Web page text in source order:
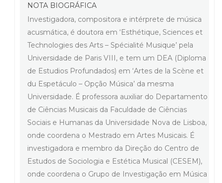
NOTA BIOGRÁFICA
Investigadora, compositora e intérprete de música
acusmática, é doutora em ‘Esthétique, Sciences et
Technologies des Arts – Spécialité Musique’ pela
Universidade de Paris VIII, e tem um DEA (Diploma
de Estudios Profundados) em ‘Artes de la Scène et
du Espetáculo – Opção Música’ da mesma
Universidade. É professora auxiliar do Departamento
de Ciências Musicais da Faculdade de Ciências
Sociais e Humanas da Universidade Nova de Lisboa,
onde coordena o Mestrado em Artes Musicais. É
investigadora e membro da Direção do Centro de
Estudos de Sociologia e Estética Musical (CESEM),
onde coordena o Grupo de Investigação em Música